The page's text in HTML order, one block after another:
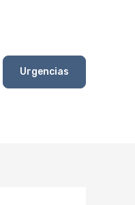
Urgencias